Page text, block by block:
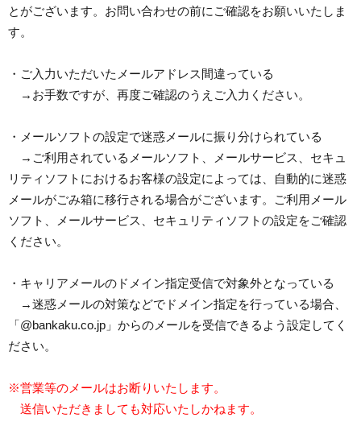
とがございます。お問い合わせの前にご確認をお願いいたしま
す。
・ご入力いただいたメールアドレス間違っている
→お手数ですが、再度ご確認のうえご入力ください。
・メールソフトの設定で迷惑メールに振り分けられている
→ご利用されているメールソフト、メールサービス、セキュ
リティソフトにおけるお客様の設定によっては、自動的に迷惑
メールがごみ箱に移行される場合がございます。ご利用メール
ソフト、メールサービス、セキュリティソフトの設定をご確認
ください。
・キャリアメールのドメイン指定受信で対象外となっている
→迷惑メールの対策などでドメイン指定を行っている場合、
「@bankaku.co.jp」からのメールを受信できるよう設定してく
ださい。
※営業等のメールはお断りいたします。
送信いただきましても対応いたしかねます。